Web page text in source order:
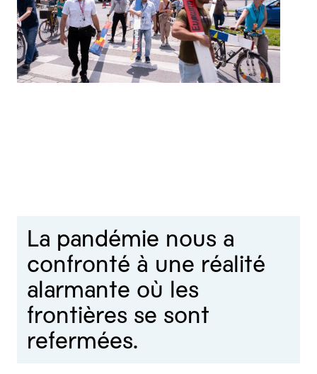
La pandémie nous a
confronté à une réalité
alarmante où les
frontières se sont
refermées.